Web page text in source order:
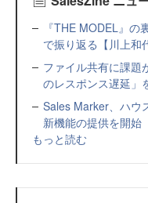
『THE MODEL』
で振り返る【川上和
ファイル共有に課題
のレスポンス遅延」
Sales Marker、ハウ
新機能の提供を開始
もっと読む